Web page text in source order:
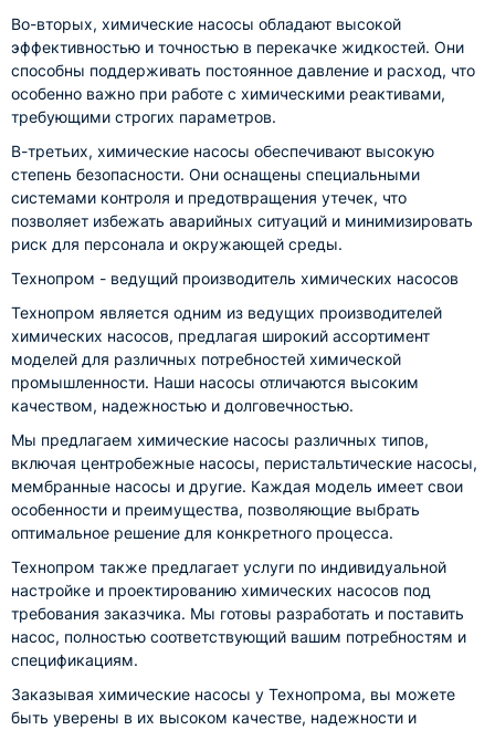
Во-вторых, химические насосы обладают высокой
эффективностью и точностью в перекачке жидкостей. Они
способны поддерживать постоянное давление и расход, что
особенно важно при работе с химическими реактивами,
требующими строгих параметров.
В-третьих, химические насосы обеспечивают высокую
степень безопасности. Они оснащены специальными
системами контроля и предотвращения утечек, что
позволяет избежать аварийных ситуаций и минимизировать
риск для персонала и окружающей среды.
Технопром - ведущий производитель химических насосов
Технопром является одним из ведущих производителей
химических насосов, предлагая широкий ассортимент
моделей для различных потребностей химической
промышленности. Наши насосы отличаются высоким
качеством, надежностью и долговечностью.
Мы предлагаем химические насосы различных типов,
включая центробежные насосы, перистальтические насосы,
мембранные насосы и другие. Каждая модель имеет свои
особенности и преимущества, позволяющие выбрать
оптимальное решение для конкретного процесса.
Технопром также предлагает услуги по индивидуальной
настройке и проектированию химических насосов под
требования заказчика. Мы готовы разработать и поставить
насос, полностью соответствующий вашим потребностям и
спецификациям.
Заказывая химические насосы у Технопрома, вы можете
быть уверены в их высоком качестве, надежности и